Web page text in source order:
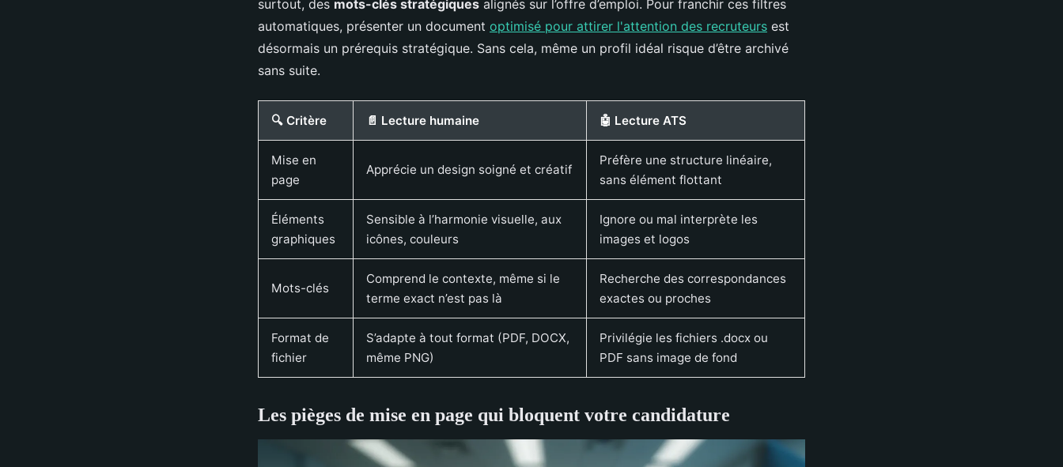
surtout, des mots-clés stratégiques alignés sur l’offre d’emploi. Pour franchir ces filtres
automatiques, présenter un document optimisé pour attirer l'attention des recruteurs est
désormais un prérequis stratégique. Sans cela, même un profil idéal risque d’être archivé
sans suite.
🔍 Critère 📄 Lecture humaine 🤖 Lecture ATS
Mise en
page
Apprécie un design soigné et créatif
Préfère une structure linéaire,
sans élément flottant
Éléments
graphiques
Sensible à l’harmonie visuelle, aux
icônes, couleurs
Ignore ou mal interprète les
images et logos
Mots-clés
Comprend le contexte, même si le
terme exact n’est pas là
Recherche des correspondances
exactes ou proches
Format de
fichier
S’adapte à tout format (PDF, DOCX,
même PNG)
Privilégie les fichiers .docx ou
PDF sans image de fond
Les pièges de mise en page qui bloquent votre candidature